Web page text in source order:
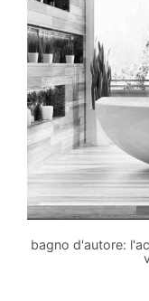
bagno d'autore: